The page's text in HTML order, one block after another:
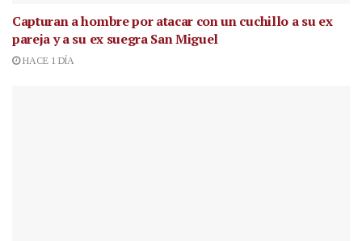
Capturan a hombre por atacar con un cuchillo a su ex
pareja y a su ex suegra San Miguel
HACE 1 DÍA